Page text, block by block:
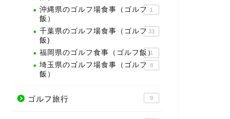
沖縄県のゴルフ場食事（ゴルフ
飯）
1
千葉県のゴルフ場食事（ゴルフ
飯)
33
福岡県のゴルフ食事（ゴルフ飯）1
埼玉県のゴルフ場食事（ゴルフ
飯）
8
ゴルフ旅行 9